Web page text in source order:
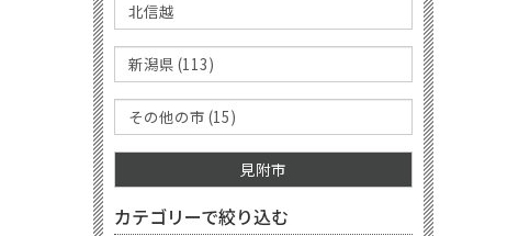
見附市
カテゴリーで絞り込む